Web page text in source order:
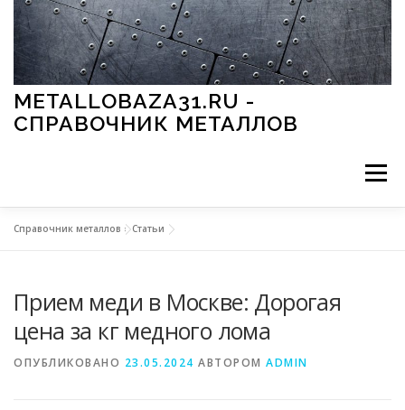
Перейти к содержимому
METALLOBAZA31.RU -
СПРАВОЧНИК МЕТАЛЛОВ
Меню
МЕТАЛЛЫ И ОКРУЖАЮЩАЯ СРЕДА
Справочник металлов »Статьи
Прием меди в Москве: Дорогая
цена за кг медного лома
ОПУБЛИКОВАНО 23.05.2024 АВТОРОМ ADMIN